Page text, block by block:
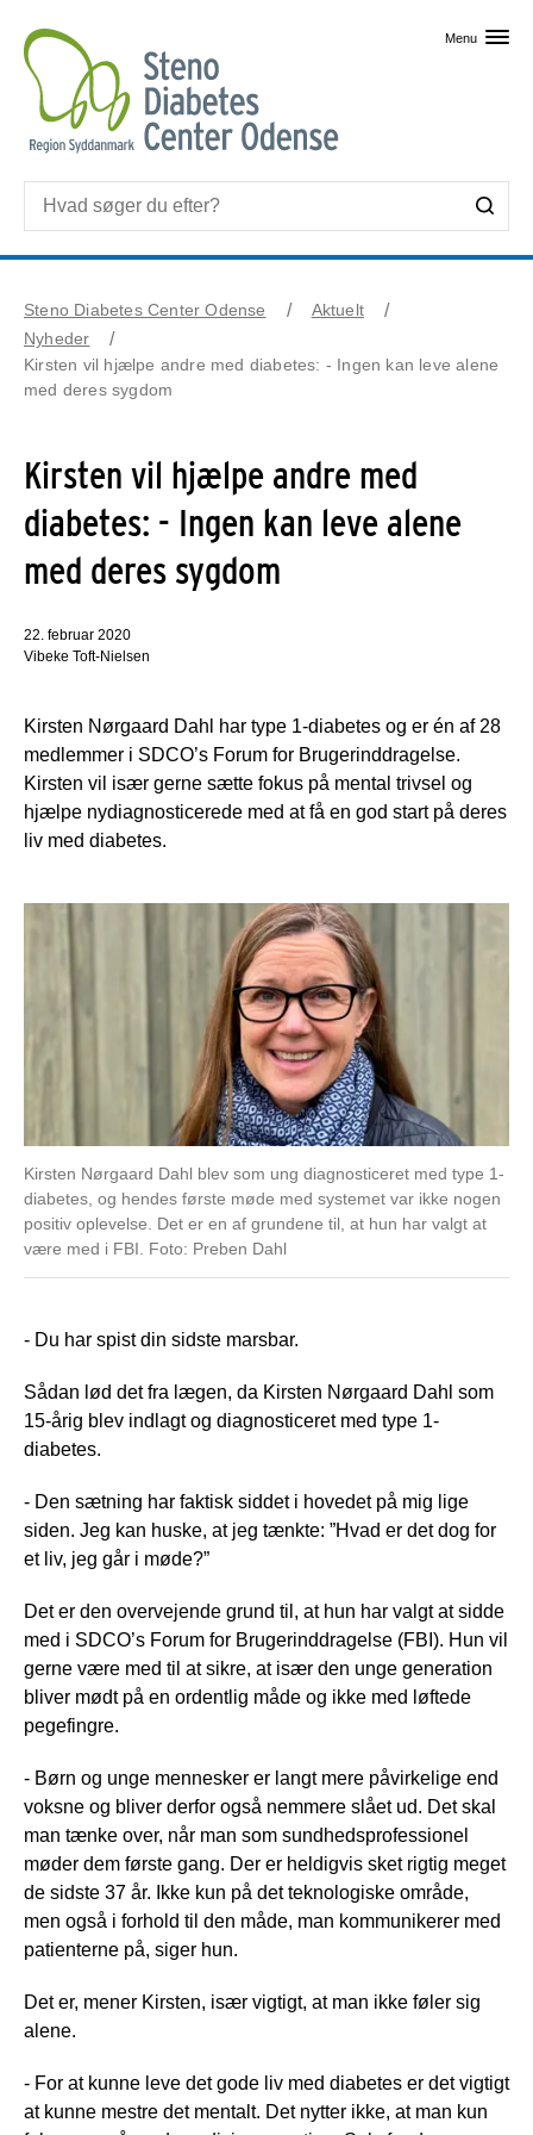
Menu
Steno Diabetes Center Odense
Aktuelt
Nyheder
Kirsten vil hjælpe andre med diabetes: - Ingen kan leve alene
med deres sygdom
Kirsten vil hjælpe andre med
diabetes: - Ingen kan leve alene
med deres sygdom
22. februar 2020
Vibeke Toft-Nielsen
Kirsten Nørgaard Dahl har type 1-diabetes og er én af 28
medlemmer i SDCO’s Forum for Brugerinddragelse.
Kirsten vil især gerne sætte fokus på mental trivsel og
hjælpe nydiagnosticerede med at få en god start på deres
liv med diabetes.
Kirsten Nørgaard Dahl blev som ung diagnosticeret med type 1-
diabetes, og hendes første møde med systemet var ikke nogen
positiv oplevelse. Det er en af grundene til, at hun har valgt at
være med i FBI. Foto: Preben Dahl
- Du har spist din sidste marsbar.
Sådan lød det fra lægen, da Kirsten Nørgaard Dahl som
15-årig blev indlagt og diagnosticeret med type 1-
diabetes.
- Den sætning har faktisk siddet i hovedet på mig lige
siden. Jeg kan huske, at jeg tænkte: ”Hvad er det dog for
et liv, jeg går i møde?”
Det er den overvejende grund til, at hun har valgt at sidde
med i SDCO’s Forum for Brugerinddragelse (FBI). Hun vil
gerne være med til at sikre, at især den unge generation
bliver mødt på en ordentlig måde og ikke med løftede
pegefingre.
- Børn og unge mennesker er langt mere påvirkelige end
voksne og bliver derfor også nemmere slået ud. Det skal
man tænke over, når man som sundhedsprofessionel
møder dem første gang. Der er heldigvis sket rigtig meget
de sidste 37 år. Ikke kun på det teknologiske område,
men også i forhold til den måde, man kommunikerer med
patienterne på, siger hun.
Det er, mener Kirsten, især vigtigt, at man ikke føler sig
alene.
- For at kunne leve det gode liv med diabetes er det vigtigt
at kunne mestre det mentalt. Det nytter ikke, at man kun